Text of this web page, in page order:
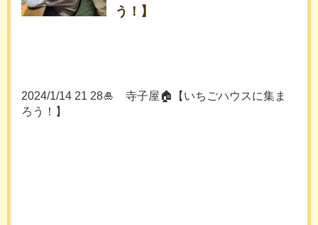
う！】
2024/1/14 21 28🎍 寺子屋🏠【いちごハウスに集ま
ろう！】